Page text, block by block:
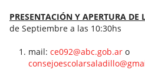
PRESENTACIÓN Y APERTURA DE
de Septiembre a las 10:30hs
mail: ce092@abc.gob.ar o